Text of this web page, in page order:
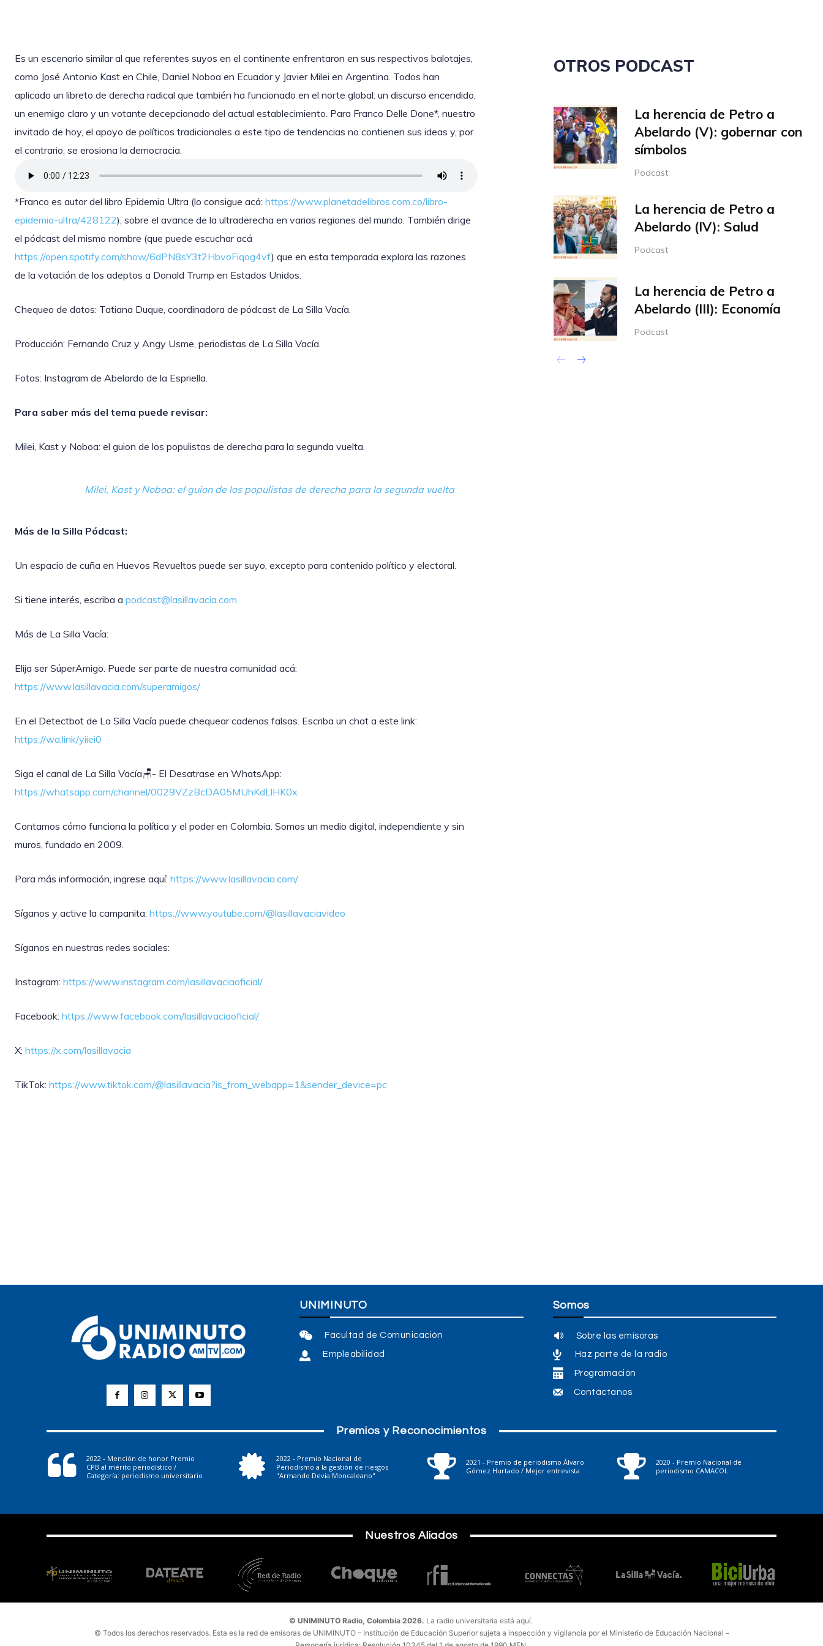
Es un escenario similar al que referentes suyos en el continente enfrentaron en sus respectivos balotajes,
como José Antonio Kast en Chile, Daniel Noboa en Ecuador y Javier Milei en Argentina. Todos han
aplicado un libreto de derecha radical que también ha funcionado en el norte global: un discurso encendido,
un enemigo claro y un votante decepcionado del actual establecimiento. Para Franco Delle Done*, nuestro
invitado de hoy, el apoyo de políticos tradicionales a este tipo de tendencias no contienen sus ideas y, por
el contrario, se erosiona la democracia.
*Franco es autor del libro Epidemia Ultra (lo consigue acá: https://www.planetadelibros.com.co/libro-
epidemia-ultra/428122), sobre el avance de la ultraderecha en varias regiones del mundo. También dirige
el pódcast del mismo nombre (que puede escuchar acá
https://open.spotify.com/show/6dPN8sY3t2HbvoFiqog4vf) que en esta temporada explora las razones
de la votación de los adeptos a Donald Trump en Estados Unidos.
Chequeo de datos: Tatiana Duque, coordinadora de pódcast de La Silla Vacía.
Producción: Fernando Cruz y Angy Usme, periodistas de La Silla Vacía.
Fotos: Instagram de Abelardo de la Espriella.
Para saber más del tema puede revisar:
Milei, Kast y Noboa: el guion de los populistas de derecha para la segunda vuelta.
Milei, Kast y Noboa: el guion de los populistas de derecha para la segunda vuelta
Más de la Silla Pódcast:
Un espacio de cuña en Huevos Revueltos puede ser suyo, excepto para contenido político y electoral.
Si tiene interés, escriba a podcast@lasillavacia.com
Más de La Silla Vacía:
Elija ser SúperAmigo. Puede ser parte de nuestra comunidad acá:
https://www.lasillavacia.com/superamigos/
En el Detectbot de La Silla Vacía puede chequear cadenas falsas. Escriba un chat a este link:
https://wa.link/yiiei0
‎Siga el canal de La Silla Vacía🪑- El Desatrase en WhatsApp:
https://whatsapp.com/channel/0029VZzBcDA05MUhKdLlHK0x
Contamos cómo funciona la política y el poder en Colombia. Somos un medio digital, independiente y sin
muros, fundado en 2009.
Para más información, ingrese aquí: https://www.lasillavacia.com/
Síganos y active la campanita: https://www.youtube.com/@lasillavaciavideo
Síganos en nuestras redes sociales:
Instagram: https://www.instagram.com/lasillavaciaoficial/
Facebook: https://www.facebook.com/lasillavaciaoficial/
X: https://x.com/lasillavacia
TikTok: https://www.tiktok.com/@lasillavacia?is_from_webapp=1&sender_device=pc
OTROS PODCAST
La herencia de Petro a
Abelardo (V): gobernar con
símbolos
Podcast
La herencia de Petro a
Abelardo (IV): Salud
Podcast
La herencia de Petro a
Abelardo (III): Economía
Podcast
UNIMINUTO
Facultad de Comunicación
Empleabilidad
Somos
Sobre las emisoras
Haz parte de la radio
Programación
Contáctanos
Premios y Reconocimientos
2022 - Mención de honor Premio
CPB al mérito periodístico /
Categoría: periodismo universitario
2022 - Premio Nacional de
Periodismo a la gestión de riesgos
"Armando Devia Moncaleano"
2021 - Premio de periodismo Álvaro
Gómez Hurtado / Mejor entrevista
2020 - Premio Nacional de
periodismo CAMACOL
Nuestros Aliados
© UNIMINUTO Radio, Colombia 2026. La radio universitaria está aquí.
© Todos los derechos reservados. Esta es la red de emisoras de UNIMINUTO – Institución de Educación Superior sujeta a inspección y vigilancia por el Ministerio de Educación Nacional –